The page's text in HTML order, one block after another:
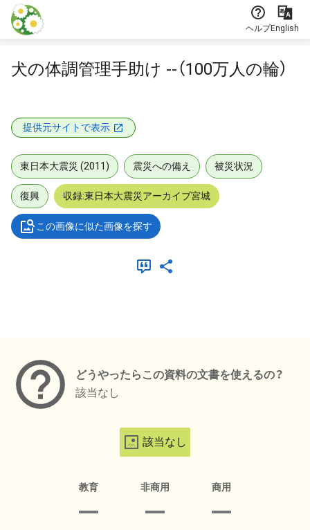
本文に飛ぶ
ヘルプEnglish
犬の体調管理手助け --（100万人の輪）
提供元サイトで表示
東日本大震災 (2011) 震災への備え 被災状況
復興 収録:東日本大震災アーカイブ宮城
この画像に似た画像を探す
どうやったらこの資料の文書を使えるの？
該当なし
該当なし
教育 非商用 商用